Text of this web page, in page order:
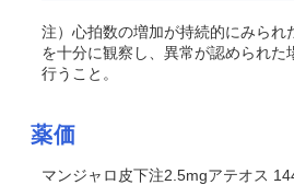
注）心拍数の増加が持続的にみられ
を十分に観察し、異常が認められた
行うこと。
薬価
マンジャロ皮下注2.5mgアテオス